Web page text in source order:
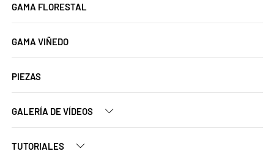
GAMA FLORESTAL
GAMA VIÑEDO
PIEZAS
GALERÍA DE VÍDEOS
TUTORIALES